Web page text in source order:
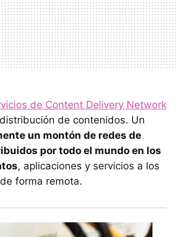
de Content Delivery Network
de contenidos. Un
un montón de redes de
por todo el mundo en los
, aplicaciones y servicios a los
forma remota.